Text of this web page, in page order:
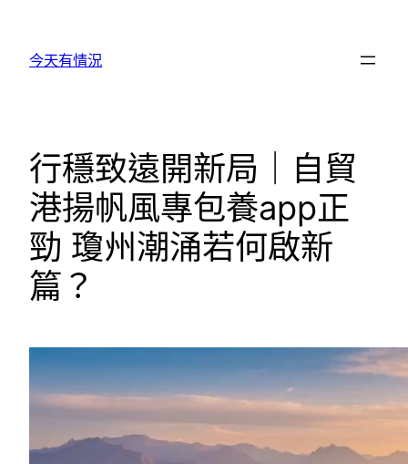
今天有情況
行穩致遠開新局｜自貿
港揚帆風專包養app正
勁 瓊州潮涌若何啟新
篇？